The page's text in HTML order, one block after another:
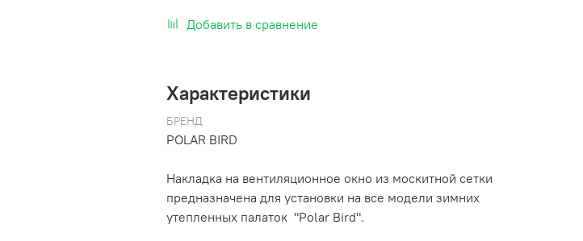
Добавить в сравнение
Характеристики
БРЕНД
POLAR BIRD
Накладка на вентиляционное окно из москитной сетки
предназначена для установки на все модели зимних
утепленных палаток "Polar Bird".